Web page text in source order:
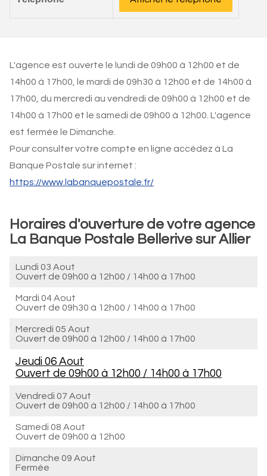
L'agence est ouverte le lundi de 09h00 à 12h00 et de
14h00 à 17h00, le mardi de 09h30 à 12h00 et de 14h00 à
17h00, du mercredi au vendredi de 09h00 à 12h00 et de
14h00 à 17h00 et le samedi de 09h00 à 12h00. L'agence
est fermée le Dimanche.
Pour consulter votre compte en ligne accédez à La
Banque Postale sur internet :
https://www.labanquepostale.fr/
Horaires d'ouverture de votre agence
La Banque Postale Bellerive sur Allier
Lundi 03 Aout
Ouvert de 09h00 à 12h00 / 14h00 à 17h00
Mardi 04 Aout
Ouvert de 09h30 à 12h00 / 14h00 à 17h00
Mercredi 05 Aout
Ouvert de 09h00 à 12h00 / 14h00 à 17h00
Jeudi 06 Aout
Ouvert de 09h00 à 12h00 / 14h00 à 17h00
Vendredi 07 Aout
Ouvert de 09h00 à 12h00 / 14h00 à 17h00
Samedi 08 Aout
Ouvert de 09h00 à 12h00
Dimanche 09 Aout
Fermée